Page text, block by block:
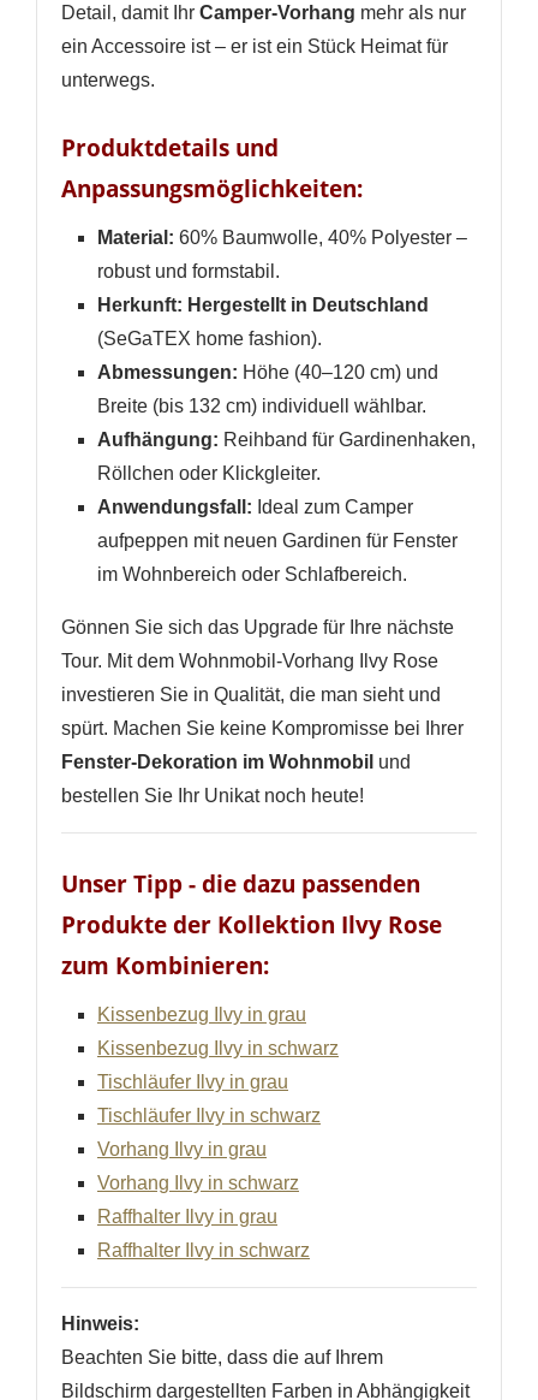
Detail, damit Ihr Camper-Vorhang mehr als nur
ein Accessoire ist – er ist ein Stück Heimat für
unterwegs.
Produktdetails und
Anpassungsmöglichkeiten:
Material: 60% Baumwolle, 40% Polyester –
robust und formstabil.
Herkunft: Hergestellt in Deutschland
(SeGaTEX home fashion).
Abmessungen: Höhe (40–120 cm) und
Breite (bis 132 cm) individuell wählbar.
Aufhängung: Reihband für Gardinenhaken,
Röllchen oder Klickgleiter.
Anwendungsfall: Ideal zum Camper
aufpeppen mit neuen Gardinen für Fenster
im Wohnbereich oder Schlafbereich.
Gönnen Sie sich das Upgrade für Ihre nächste
Tour. Mit dem Wohnmobil-Vorhang Ilvy Rose
investieren Sie in Qualität, die man sieht und
spürt. Machen Sie keine Kompromisse bei Ihrer
Fenster-Dekoration im Wohnmobil und
bestellen Sie Ihr Unikat noch heute!
Unser Tipp - die dazu passenden
Produkte der Kollektion Ilvy Rose
zum Kombinieren:
Kissenbezug Ilvy in grau
Kissenbezug Ilvy in schwarz
Tischläufer Ilvy in grau
Tischläufer Ilvy in schwarz
Vorhang Ilvy in grau
Vorhang Ilvy in schwarz
Raffhalter Ilvy in grau
Raffhalter Ilvy in schwarz
Hinweis:
Beachten Sie bitte, dass die auf Ihrem
Bildschirm dargestellten Farben in Abhängigkeit